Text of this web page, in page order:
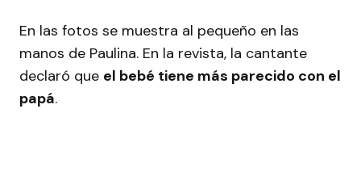
En las fotos se muestra al pequeño en las
manos de Paulina. En la revista, la cantante
declaró que el bebé tiene más parecido con el
papá.